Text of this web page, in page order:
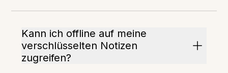
Kann ich offline auf meine
verschlüsselten Notizen
zugreifen?